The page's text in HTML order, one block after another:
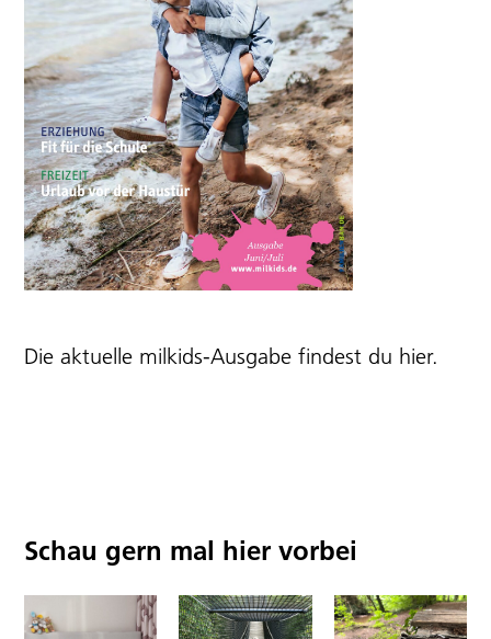
Die aktuelle milkids-Ausgabe findest du hier.
Schau gern mal hier vorbei